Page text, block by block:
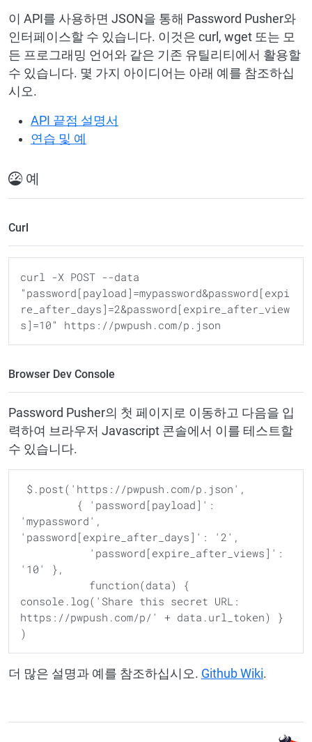
이 API를 사용하면 JSON을 통해 Password Pusher와
인터페이스할 수 있습니다. 이것은 curl, wget 또는 모
든 프로그래밍 언어와 같은 기존 유틸리티에서 활용할
수 있습니다. 몇 가지 아이디어는 아래 예를 참조하십
시오.
API 끝점 설명서
연습 및 예
예
Curl
curl -X POST --data
"password[payload]=mypassword&password[expi
re_after_days]=2&password[expire_after_view
Browser Dev Console
Password Pusher의 첫 페이지로 이동하고 다음을 입
력하여 브라우저 Javascript 콘솔에서 이를 테스트할
수 있습니다.
'mypassword',
'password[expire_after_days]': '2',
'10' },
console.log('Share this secret URL:
https://pwpush.com/p/' + data.url_token) }
더 많은 설명과 예를 참조하십시오. Github Wiki.